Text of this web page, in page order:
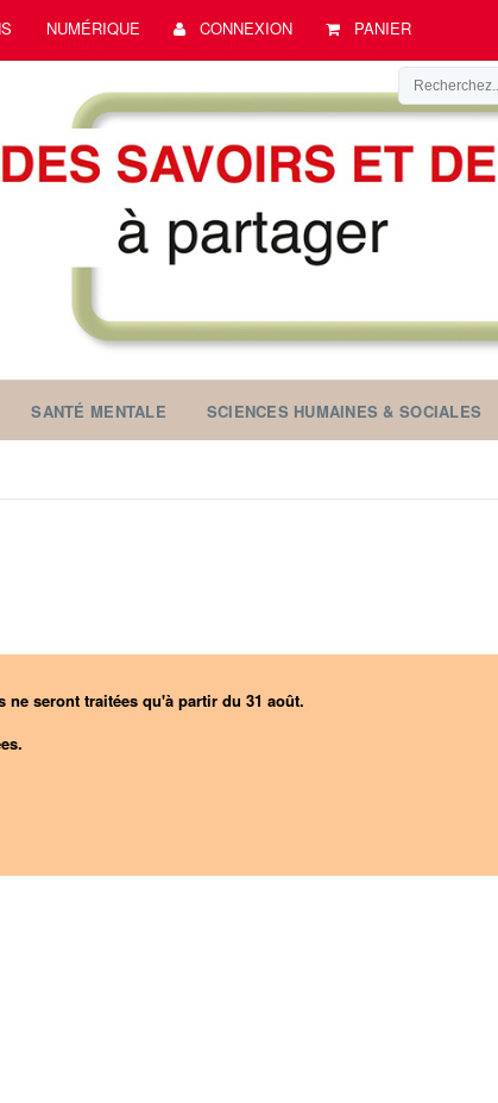
NUMÉRIQUE CONNEXION PANIER
SANTÉ MENTALE SCIENCES HUMAINES & SOCIALES
seront traitées qu'à partir du 31 août.